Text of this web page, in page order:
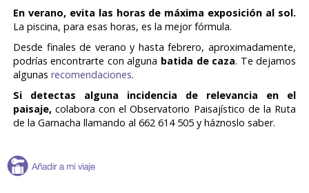
En verano, evita las horas de máxima exposición al sol.
La piscina, para esas horas, es la mejor fórmula.
Desde finales de verano y hasta febrero, aproximadamente,
podrías encontrarte con alguna batida de caza. Te dejamos
algunas recomendaciones.
Si detectas alguna incidencia de relevancia en el
paisaje,colabora con el Observatorio Paisajístico de la Ruta
de la Garnacha llamando al 662 614 505 y háznoslo saber.